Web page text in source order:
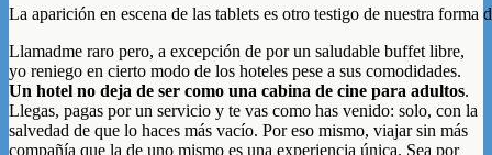
La aparición en escena de las tablets es otro testigo de nuestra forma
Llamadme raro pero, a excepción de por un saludable buffet libre,
yo reniego en cierto modo de los hoteles pese a sus comodidades.
Un hotel no deja de ser como una cabina de cine para adultos.
Llegas, pagas por un servicio y te vas como has venido: solo, con la
salvedad de que lo haces más vacío. Por eso mismo, viajar sin más
compañía que la de uno mismo es una experiencia única. Sea por